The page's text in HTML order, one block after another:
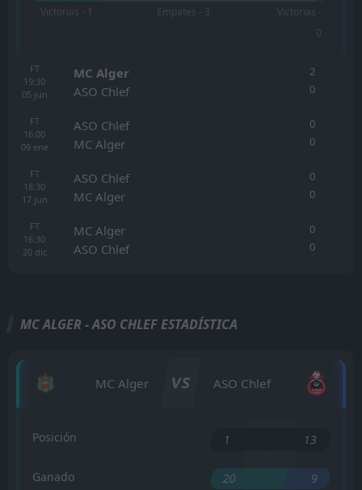
Victorias - 1 Empates - 3
Victorias -
0
FT
19:30
05 jun
MC Alger
ASO Chlef
2
0
FT
16:00
09 ene
ASO Chlef
MC Alger
0
0
FT
18:30
17 jun
ASO Chlef
MC Alger
0
0
FT
16:30
20 dic
MC Alger
ASO Chlef
0
0
MC ALGER - ASO CHLEF ESTADÍSTICA
MC Alger VS ASO Chlef
Posición 1 13
Ganado 20 9